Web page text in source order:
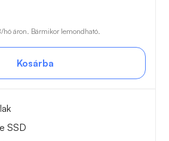
/hó áron. Bármikor lemondható.
Kosárba
SSD